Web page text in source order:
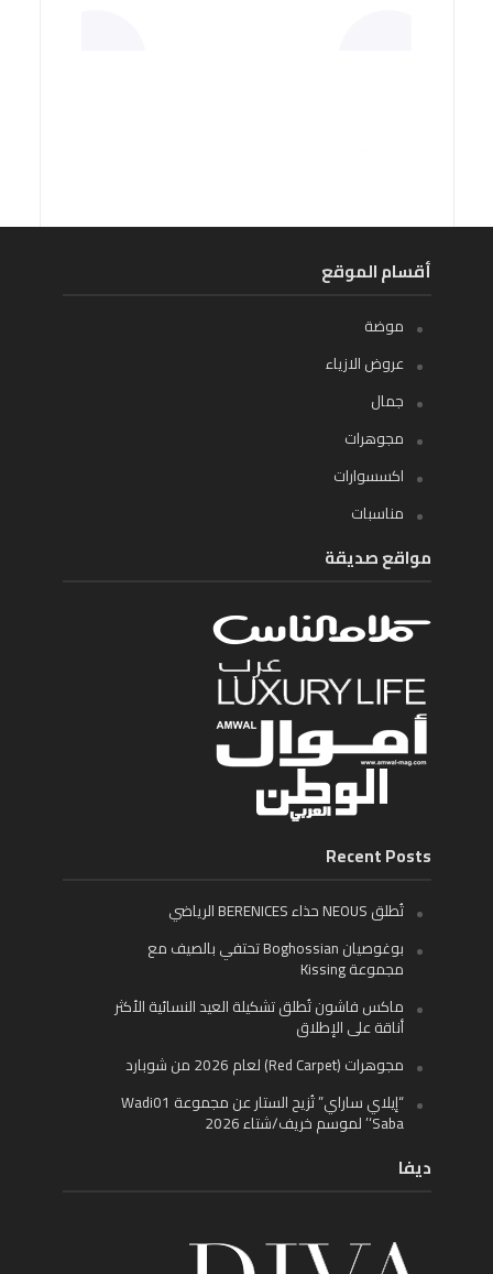
أقسام الموقع
موضة
عروض الازياء
جمال
مجوهرات
اكسسوارات
مناسبات
مواقع صديقة
Recent Posts
تُطلق NEOUS حذاء BERENICES الرياضي
بوغوصيان Boghossian تحتفي بالصيف مع
مجموعة Kissing
ماكس فاشون تُطلق تشكيلة العيد النسائية الأكثر
أناقة على الإطلاق
مجوهرات (Red Carpet) لعام 2026 من شوبارد
“إيلاي ساراي” تُزيح الستار عن مجموعة Wadi01
‘Saba’ لموسم خريف/شتاء 2026
ديفا